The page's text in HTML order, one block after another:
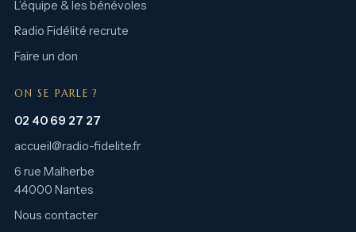
L’équipe & les bénévoles
Radio Fidélité recrute
Faire un don
ON SE PARLE ?
02 40 69 27 27
accueil@radio-fidelite.fr
6 rue Malherbe
44000 Nantes
Nous contacter